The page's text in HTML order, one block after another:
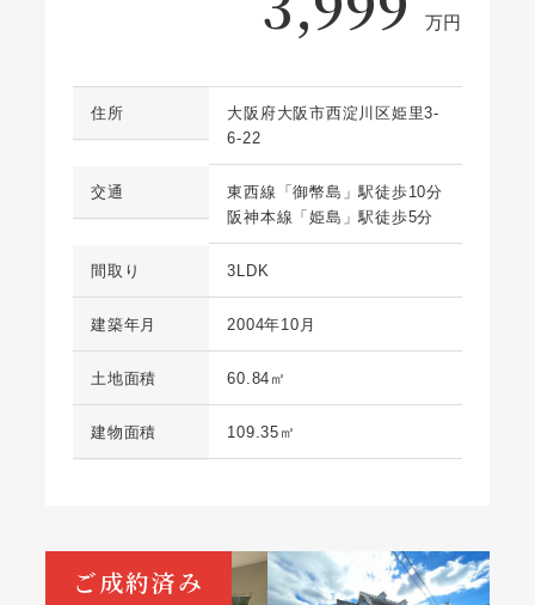
万円
住所
大阪府大阪市西淀川区姫里3-
6-22
交通
東西線「御幣島」駅徒歩10分
阪神本線「姫島」駅徒歩5分
間取り 3LDK
建築年月 2004年10月
土地面積 60.84㎡
建物面積 109.35㎡
ご成約済み